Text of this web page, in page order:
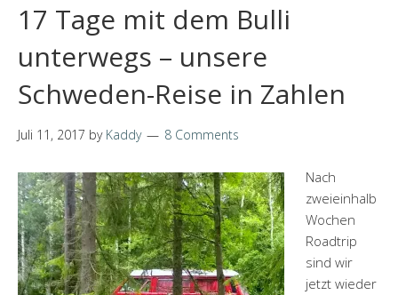
17 Tage mit dem Bulli
unterwegs – unsere
Schweden-Reise in Zahlen
Juli 11, 2017 by Kaddy 8 Comments
Nach
zweieinhalb
Wochen
Roadtrip
sind wir
jetzt wieder